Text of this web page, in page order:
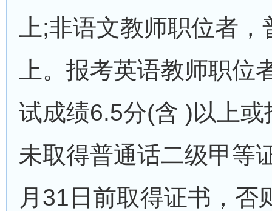
上;非语文教师职位者
上。报考英语教师职
试成绩6.5分(含 )以上
未取得普通话二级甲等
月31日前取得证书，否